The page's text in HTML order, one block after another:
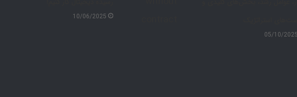
05/10/2025
10/06/2025